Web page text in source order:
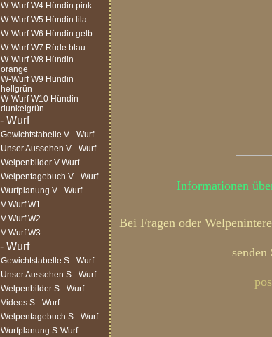
W-Wurf W4 Hündin pink
W-Wurf W5 Hündin lila
W-Wurf W6 Hündin gelb
W-Wurf W7 Rüde blau
W-Wurf W8 Hündin
orange
W-Wurf W9 Hündin
hellgrün
W-Wurf W10 Hündin
dunkelgrün
Gewichtstabelle V - Wurf
Unser Aussehen V - Wurf
Welpenbilder V-Wurf
Welpentagebuch V - Wurf
Wurfplanung V - Wurf
V-Wurf W1
V-Wurf W2
V-Wurf W3
Gewichtstabelle S - Wurf
Unser Aussehen S - Wurf
Welpenbilder S - Wurf
Videos S - Wurf
Welpentagebuch S - Wurf
Wurfplanung S-Wurf
Informationen
Bei Fragen oder